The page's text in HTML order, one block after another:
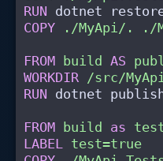
RUN
COPY ./MyApi/. ./
FROM build AS
WORKDIR /src/
RUN dotnet
FROM build as
LABEL test=true